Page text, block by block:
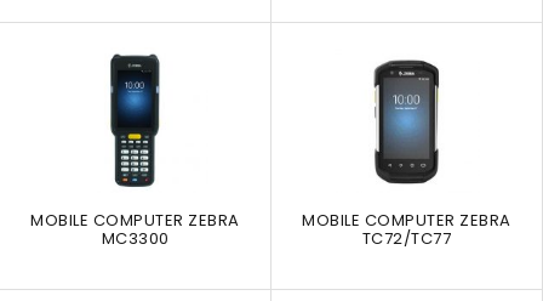
MOBILE COMPUTER ZEBRA
MC3300
MOBILE COMPUTER ZEBRA
TC72/TC77